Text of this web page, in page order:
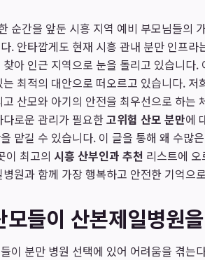
순간을 앞둔 시흥 지역 예비 부모님들의
. 안타깝게도 현재 시흥 관내 분만 인프
아 인근 지역으로 눈을 돌리고 있습니다.
최적의 대안으로 떠오르고 있습니다.
산모와 아기의 안전을 최우선으로 하는
로운 관리가 필요한고위험 산모 분만에
맡길 수 있습니다. 이 글을 통해 왜 수많
이 최고의 시흥 산부인과 추천 리스트에
원과 함께 가장 행복하고 안전한 기억으
모들이 산본제일병원
이 분만 병원 선택에 있어 어려움을 겪는